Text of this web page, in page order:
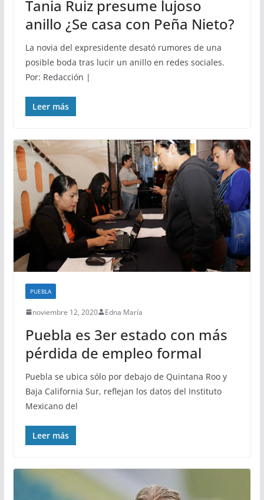
Tania Ruiz presume lujoso
anillo ¿Se casa con Peña Nieto?
La novia del expresidente desató rumores de una
posible boda tras lucir un anillo en redes sociales.
Por: Redacción |
Leer más
PUEBLA
noviembre 12, 2020 Edna María
Puebla es 3er estado con más
pérdida de empleo formal
Puebla se ubica sólo por debajo de Quintana Roo y
Baja California Sur, reflejan los datos del Instituto
Mexicano del
Leer más